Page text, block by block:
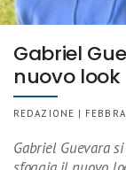
Gabriel
nuovo look
REDAZIONE |
Gabriel Guevara